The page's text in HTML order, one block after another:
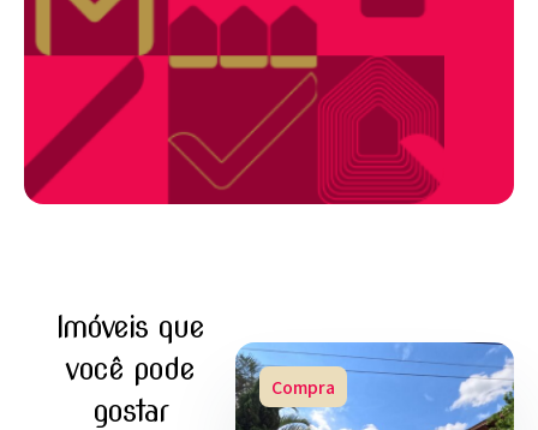
Imóveis que
você pode
gostar
Compra